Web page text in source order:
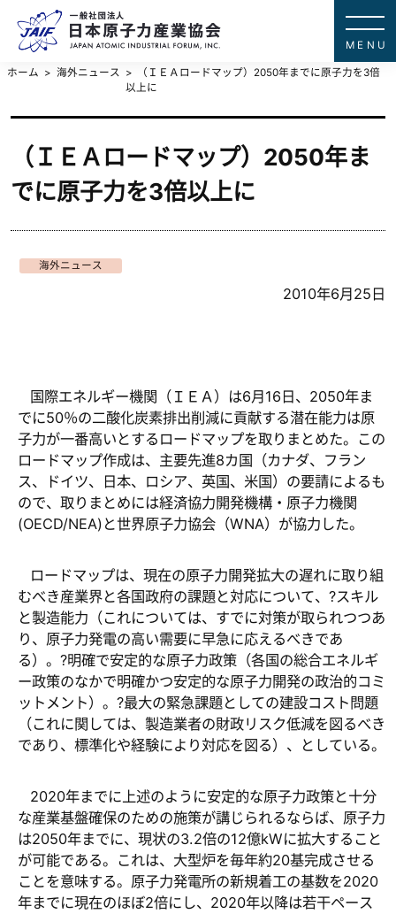
ホーム 海外ニュース
（ＩＥＡロードマップ）2050年までに原子力を3倍
以上に
（ＩＥＡロードマップ）2050年ま
でに原子力を3倍以上に
海外ニュース
2010年6月25日
国際エネルギー機関（ＩＥＡ）は6月 16 日、 2050年ま
でに50％の二酸化炭素排出削減に貢献する潜在能力は原
子力が一番高いとするロードマップを取りまとめた。この
ロードマップ作成は、主要先進8カ国（カナダ、フラン
ス、ドイツ、日本、ロシア、英国、米国）の要請によるも
ので、取りまとめには経済協力開発機構・原子力機関
(OECD/NEA) と世界原子力協会（WNA）が協力した。
ロードマップは、現在の原子力開発拡大の遅れに取り組
むべき産業界と各国政府の課題と対応について、?スキル
と製造能力（これについては、すでに対策が取られつつあ
り、原子力発電の高い需要に早急に応えるべきであ
る）。?明確で安定的な原子力政策（各国の総合エネルギ
ー政策のなかで明確かつ安定的な原子力開発の政治的コミ
ットメント）。?最大の緊急課題としての建設コスト問題
（これに関しては、製造業者の財政リスク低減を図るべき
であり、標準化や経験により対応を図る）、としている。
2020年までに上述のように安定的な原子力政策と十分
な産業基盤確保のための施策が講じられるならば、原子力
は2050年までに、現状の3.2倍の12億kWに拡大すること
が可能である。これは、大型炉を毎年約20基完成させる
ことを意味する。原子力発電所の新規着工の基数を2020
年までに現在のほぼ2倍にし、 2020年以降は若干ペース